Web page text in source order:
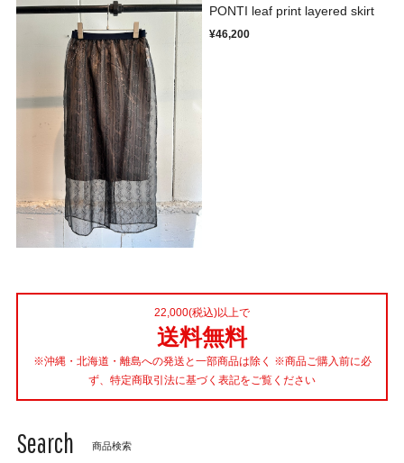
PONTI leaf print layered skirt
¥46,200
22,000(税込)以上で
送料無料
※沖縄・北海道・離島への発送と一部商品は除く ※商品ご購入前に必
ず、特定商取引法に基づく表記をご覧ください
Search 商品検索